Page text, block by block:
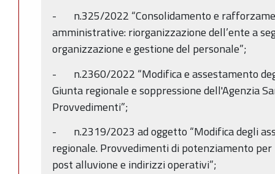
- n.325/2022 “Consolidamento e
amministrative: riorganizzazione dell’ente a
organizzazione e gestione del personale”;
- n.2360/2022 “Modifica e assestamento
Giunta regionale e soppressione dell'Agenzia
Provvedimenti”;
- n.2319/2023 ad oggetto “Modifica degli
regionale. Provvedimenti di potenziamento
post alluvione e indirizzi operativi”;